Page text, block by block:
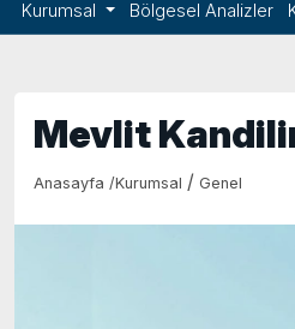
Kurumsal Bölgesel Analizler
Mevlit
Anasayfa /Kurumsal / Genel